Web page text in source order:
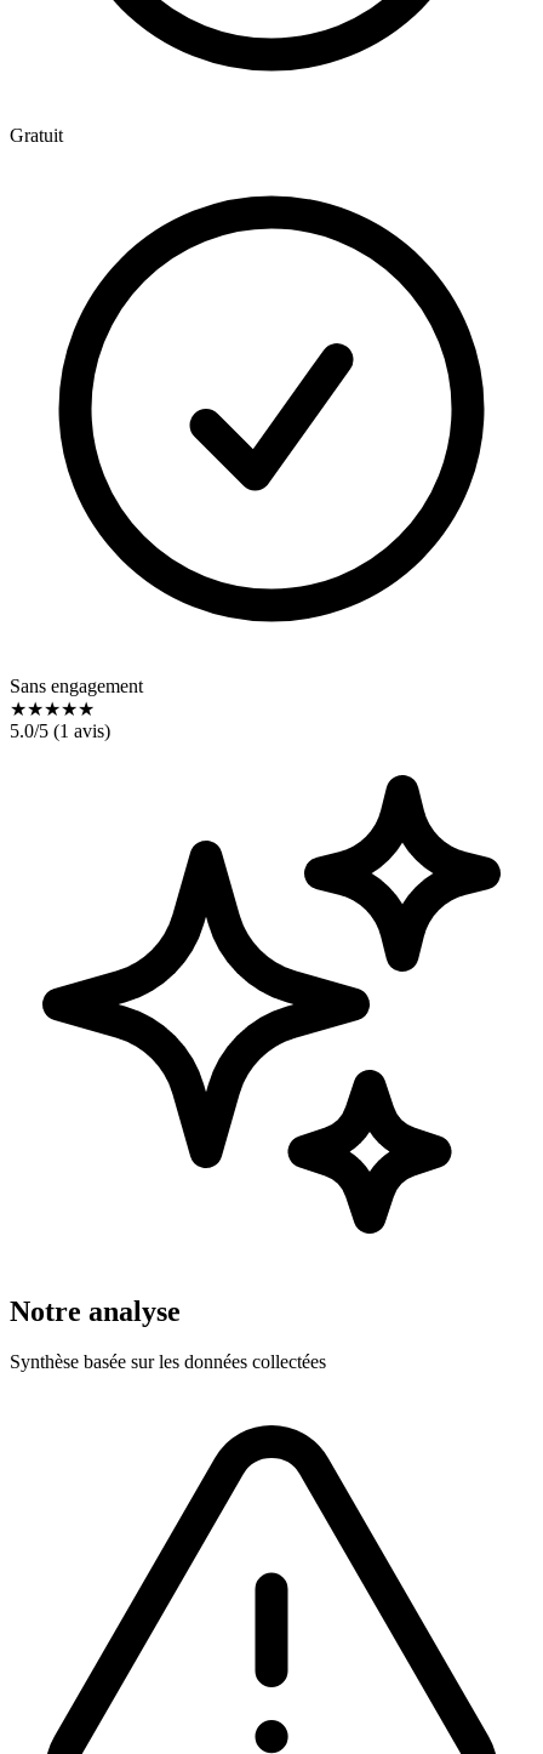
Gratuit
Sans engagement
★★★★★
5.0/5 (1 avis)
Notre analyse
Synthèse basée sur les données collectées